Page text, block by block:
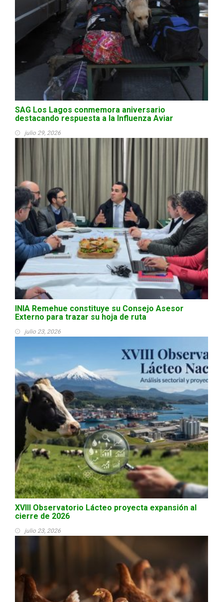
SAG Los Lagos conmemora aniversario
destacando respuesta a la Influenza Aviar
julio 29, 2026
INIA Remehue constituye su Consejo Asesor
Externo para trazar su hoja de ruta
julio 23, 2026
XVIII Observatorio Lácteo proyecta expansión al
cierre de 2026
julio 23, 2026